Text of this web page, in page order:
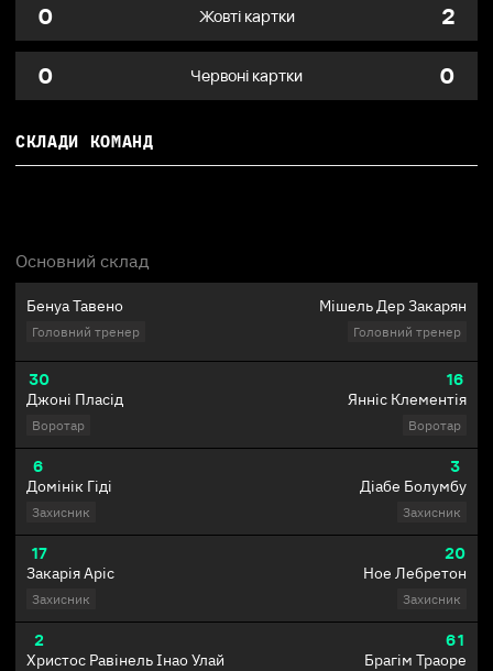
0
Жовті картки
2
0
Червоні картки 0
СКЛАДИ КОМАНД
Основний склад
Бенуа Тавено
Головний тренер
30
Джоні Пласід
Воротар
6
Домінік Гіді
Захисник
17
Закарія Аріс
Захисник
2
Христос Равінель Інао Улай
Мішель Дер Закарян
Головний тренер
16
Янніс Клементія
Воротар
3
Діабе Болумбу
Захисник
20
Ное Лебретон
Захисник
61
Брагім Траоре